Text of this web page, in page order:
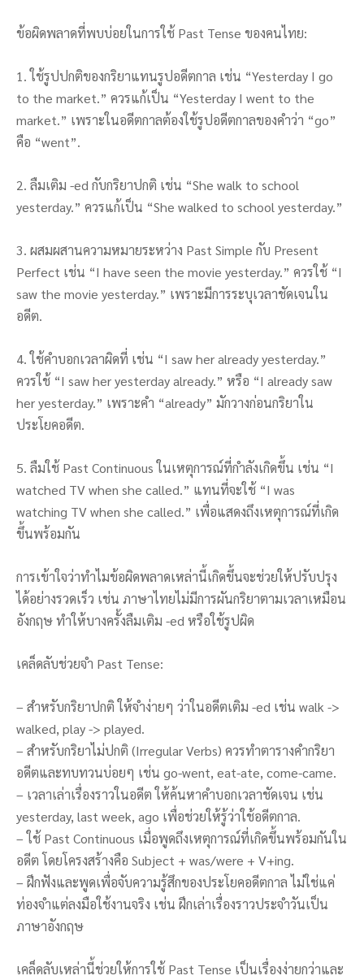
ข้อผิดพลาดที่พบบ่อยในการใช้ Past Tense ของคนไทย:
1. ใช้รูปปกติของกริยาแทนรูปอดีตกาล เช่น “Yesterday I go
to the market.” ควรแก้เป็น “Yesterday I went to the
market.” เพราะในอดีตกาลต้องใช้รูปอดีตกาลของคำว่า “go”
คือ “went”.
2. ลืมเติม -ed กับกริยาปกติ เช่น “She walk to school
yesterday.” ควรแก้เป็น “She walked to school yesterday.”
3. ผสมผสานความหมายระหว่าง Past Simple กับ Present
Perfect เช่น “I have seen the movie yesterday.” ควรใช้ “I
saw the movie yesterday.” เพราะมีการระบุเวลาชัดเจนใน
อดีต.
4. ใช้คำบอกเวลาผิดที่ เช่น “I saw her already yesterday.”
ควรใช้ “I saw her yesterday already.” หรือ “I already saw
her yesterday.” เพราะคำ “already” มักวางก่อนกริยาใน
ประโยคอดีต.
5. ลืมใช้ Past Continuous ในเหตุการณ์ที่กำลังเกิดขึ้น เช่น “I
watched TV when she called.” แทนที่จะใช้ “I was
watching TV when she called.” เพื่อแสดงถึงเหตุการณ์ที่เกิด
ขึ้นพร้อมกัน
การเข้าใจว่าทำไมข้อผิดพลาดเหล่านี้เกิดขึ้นจะช่วยให้ปรับปรุง
ได้อย่างรวดเร็ว เช่น ภาษาไทยไม่มีการผันกริยาตามเวลาเหมือน
อังกฤษ ทำให้บางครั้งลืมเติม -ed หรือใช้รูปผิด
เคล็ดลับช่วยจำ Past Tense:
– สำหรับกริยาปกติ ให้จำง่ายๆ ว่าในอดีตเติม -ed เช่น walk ->
walked, play -> played.
– สำหรับกริยาไม่ปกติ (Irregular Verbs) ควรทำตารางคำกริยา
อดีตและทบทวนบ่อยๆ เช่น go-went, eat-ate, come-came.
– เวลาเล่าเรื่องราวในอดีต ให้ค้นหาคำบอกเวลาชัดเจน เช่น
yesterday, last week, ago เพื่อช่วยให้รู้ว่าใช้อดีตกาล.
– ใช้ Past Continuous เมื่อพูดถึงเหตุการณ์ที่เกิดขึ้นพร้อมกันใน
อดีต โดยโครงสร้างคือ Subject + was/were + V+ing.
– ฝึกฟังและพูดเพื่อจับความรู้สึกของประโยคอดีตกาล ไม่ใช่แค่
ท่องจำแต่ลงมือใช้งานจริง เช่น ฝึกเล่าเรื่องราวประจำวันเป็น
ภาษาอังกฤษ
เคล็ดลับเหล่านี้ช่วยให้การใช้ Past Tense เป็นเรื่องง่ายกว่าและ